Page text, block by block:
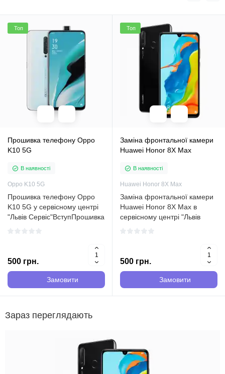
Топ
Прошивка телефону Oppo
K10 5G
В наявності
Oppo K10 5G
Прошивка телефону Oppo
K10 5G у сервісному центрі
"Львів Сервіс"ВступПрошивка
може вирішити проблеми з
пристроєм і покращити його
продуктивність. У серві..
500 грн.
Замовити
Топ
Заміна фронтальної камери
Huawei Honor 8X Max
В наявності
Huawei Honor 8X Max
Заміна фронтальної камери
Huawei Honor 8X Max в
сервісному центрі "Львів
яку пропонує сервісний
центр "Львів Сервіс". У цьому
опис..
500 грн.
Замовити
Зараз переглядають